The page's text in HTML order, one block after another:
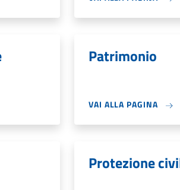
Patrimonio
VAI ALLA PAGINA
Protezione